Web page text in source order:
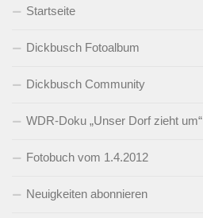
Startseite
Dickbusch Fotoalbum
Dickbusch Community
WDR-Doku „Unser Dorf zieht um“
Fotobuch vom 1.4.2012
Neuigkeiten abonnieren